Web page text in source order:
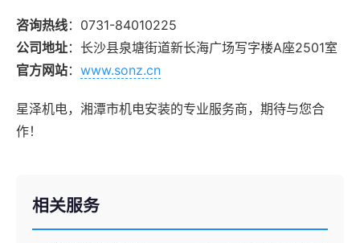
咨询热线：0731-84010225
公司地址：长沙县泉塘街道新长海广场写字楼A座2501室
官方网站： www.sonz.cn
星泽机电，湘潭市机电安装的专业服务商，期待与您合
作！
相关服务